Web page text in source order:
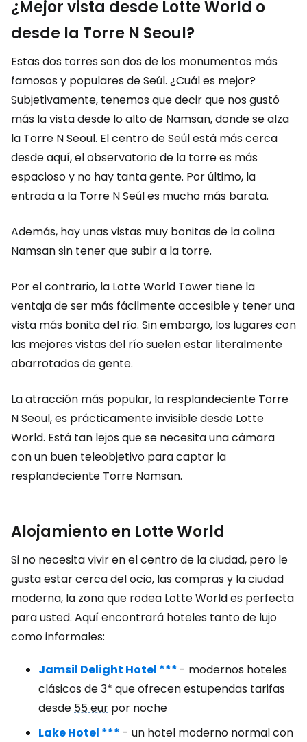
¿Mejor vista desde Lotte World o
desde la Torre N Seoul?
Estas dos torres son dos de los monumentos más
famosos y populares de Seúl. ¿Cuál es mejor?
Subjetivamente, tenemos que decir que nos gustó
más la vista desde lo alto de Namsan, donde se alza
la Torre N Seoul. El centro de Seúl está más cerca
desde aquí, el observatorio de la torre es más
espacioso y no hay tanta gente. Por último, la
entrada a la Torre N Seúl es mucho más barata.
Además, hay unas vistas muy bonitas de la colina
Namsan sin tener que subir a la torre.
Por el contrario, la Lotte World Tower tiene la
ventaja de ser más fácilmente accesible y tener una
vista más bonita del río. Sin embargo, los lugares con
las mejores vistas del río suelen estar literalmente
abarrotados de gente.
La atracción más popular, la resplandeciente Torre
N Seoul, es prácticamente invisible desde Lotte
World. Está tan lejos que se necesita una cámara
con un buen teleobjetivo para captar la
resplandeciente Torre Namsan.
Alojamiento en Lotte World
Si no necesita vivir en el centro de la ciudad, pero le
gusta estar cerca del ocio, las compras y la ciudad
moderna, la zona que rodea Lotte World es perfecta
para usted. Aquí encontrará hoteles tanto de lujo
como informales:
Jamsil Delight Hotel *** - modernos hoteles
clásicos de 3* que ofrecen estupendas tarifas
desde55 eur por noche
Lake Hotel *** - un hotel moderno normal con